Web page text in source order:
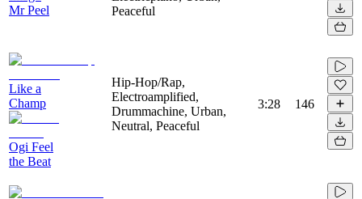
Mr Peel
Peaceful
Like a
Champ
Ogi Feel
the Beat
Hip-Hop/Rap,
Electroamplified,
Drummachine, Urban,
Neutral, Peaceful
3:28 146